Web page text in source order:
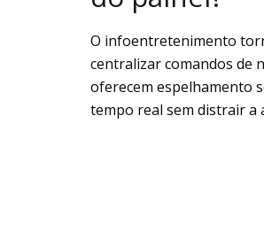
O infoentretenimento
centralizar comandos de
oferecem espelhamento
tempo real sem distrair a